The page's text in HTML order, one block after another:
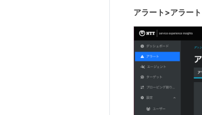
アラート>アラート